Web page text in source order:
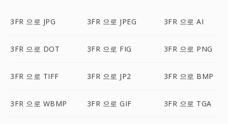
3FR 으로 JPG 3FR 으로 JPEG 3FR 으로 AI
3FR 으로 DOT 3FR 으로 FIG 3FR 으로 PNG
3FR 으로 TIFF 3FR 으로 JP2 3FR 으로 BMP
3FR 으로 WBMP 3FR 으로 GIF 3FR 으로 TGA